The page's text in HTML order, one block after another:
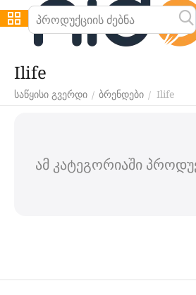
Ilife
საწყისი გვერდი / ბრენდები / Ilife
ამ კატეგორიაში